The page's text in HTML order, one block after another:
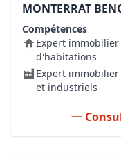
MONTERRAT
Compétences
Expert
d'habitations
Expert
et industriels